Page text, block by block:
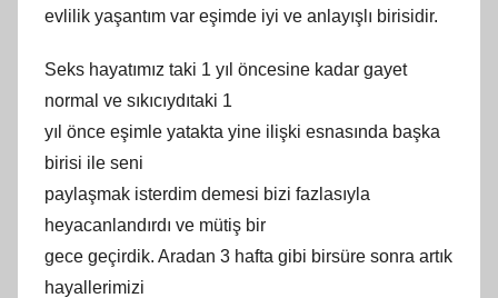
evlilik yaşantım var eşimde iyi ve anlayışlı birisidir.
Seks hayatımız taki 1 yıl öncesine kadar gayet
normal ve sıkıcıydıtaki 1
yıl önce eşimle yatakta yine ilişki esnasında başka
birisi ile seni
paylaşmak isterdim demesi bizi fazlasıyla
heyacanlandırdı ve mütiş bir
gece geçirdik. Aradan 3 hafta gibi birsüre sonra artık
hayallerimizi